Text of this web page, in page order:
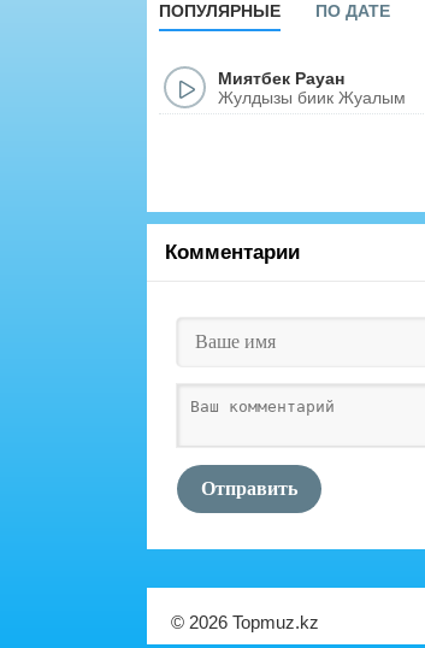
ПОПУЛЯРНЫЕ ПО ДАТЕ
Миятбек Рауан
Жулдызы биик Жуалым
Комментарии
Отправить
© 2026 Topmuz.kz